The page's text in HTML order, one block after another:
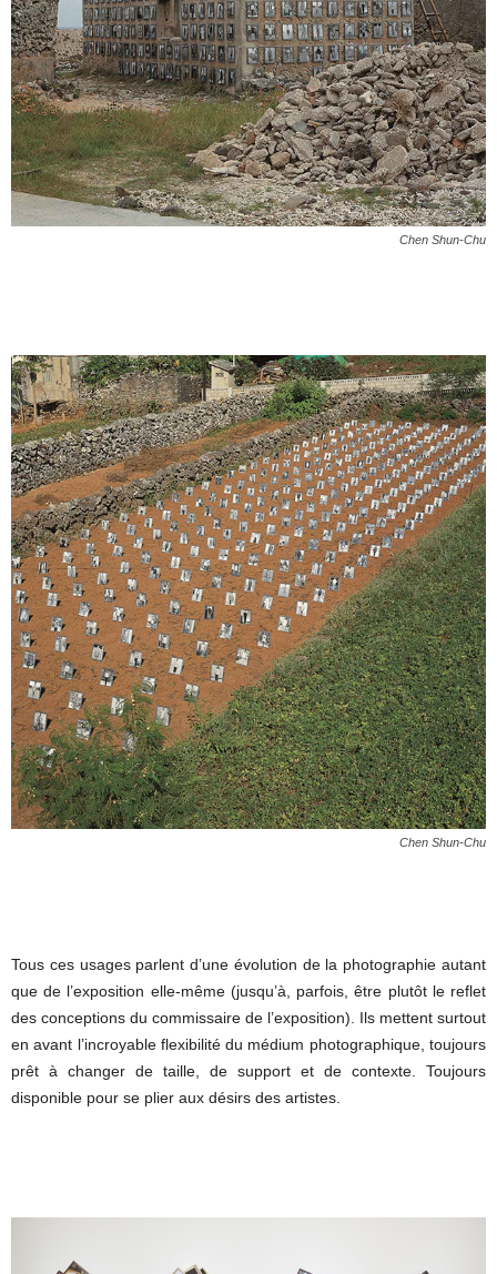
Chen Shun-Chu
Chen Shun-Chu
Tous ces usages parlent d’une évolution de la photographie autant
que de l’exposition elle-même (jusqu’à, parfois, être plutôt le reflet
des conceptions du commissaire de l’exposition). Ils mettent surtout
en avant l’incroyable flexibilité du médium photographique, toujours
prêt à changer de taille, de support et de contexte. Toujours
disponible pour se plier aux désirs des artistes.